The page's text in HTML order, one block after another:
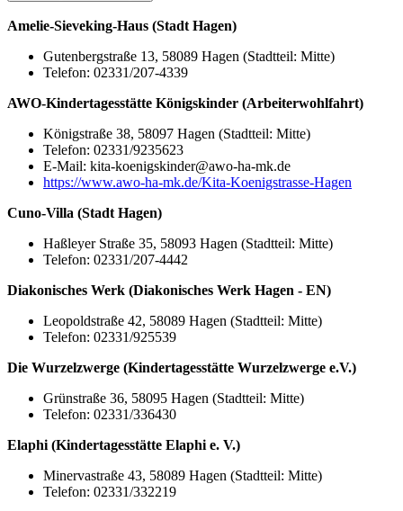
Amelie-Sieveking-Haus (Stadt Hagen)
Gutenbergstraße 13, 58089 Hagen (Stadtteil: Mitte)
Telefon: 02331/207-4339
AWO-Kindertagesstätte Königskinder (Arbeiterwohlfahrt)
Königstraße 38, 58097 Hagen (Stadtteil: Mitte)
Telefon: 02331/9235623
E-Mail: kita-koenigskinder@awo-ha-mk.de
https://www.awo-ha-mk.de/Kita-Koenigstrasse-Hagen
Cuno-Villa (Stadt Hagen)
Haßleyer Straße 35, 58093 Hagen (Stadtteil: Mitte)
Telefon: 02331/207-4442
Diakonisches Werk (Diakonisches Werk Hagen - EN)
Leopoldstraße 42, 58089 Hagen (Stadtteil: Mitte)
Telefon: 02331/925539
Die Wurzelzwerge (Kindertagesstätte Wurzelzwerge e.V.)
Grünstraße 36, 58095 Hagen (Stadtteil: Mitte)
Telefon: 02331/336430
Elaphi (Kindertagesstätte Elaphi e. V.)
Minervastraße 43, 58089 Hagen (Stadtteil: Mitte)
Telefon: 02331/332219